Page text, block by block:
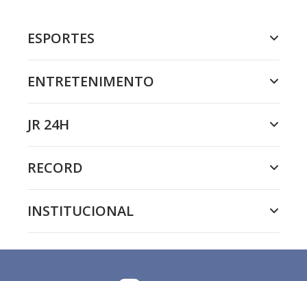
ESPORTES
ENTRETENIMENTO
JR 24H
RECORD
INSTITUCIONAL